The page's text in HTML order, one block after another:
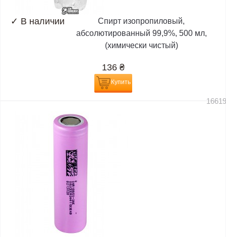
✓ В наличии
Спирт изопропиловый,
абсолютированный 99,9%, 500 мл,
(химически чистый)
136 ₴
Купить